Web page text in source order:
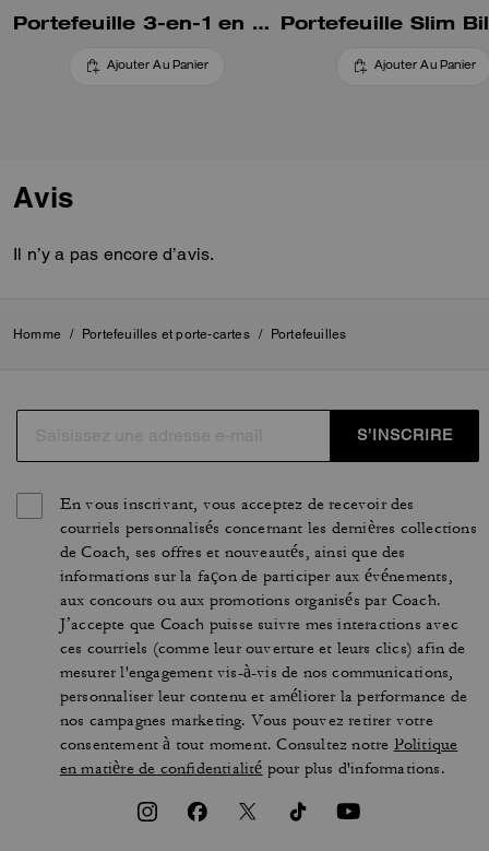
Portefeuille 3-en-1 en Cuir Loved
Ajouter Au Panier Ajouter Au Panier
Avis
Il n’y a pas encore d’avis.
Homme / Portefeuilles et porte-cartes / Portefeuilles
S’INSCRIRE
En vous inscrivant, vous acceptez de recevoir des
courriels personnalisés concernant les dernières collections
de Coach, ses offres et nouveautés, ainsi que des
informations sur la façon de participer aux événements,
aux concours ou aux promotions organisés par Coach.
J’accepte que Coach puisse suivre mes interactions avec
ces courriels (comme leur ouverture et leurs clics) afin de
mesurer l'engagement vis-à-vis de nos communications,
personnaliser leur contenu et améliorer la performance de
nos campagnes marketing. Vous pouvez retirer votre
consentement à tout moment. Consultez notre Politique
en matière de confidentialité pour plus d'informations.